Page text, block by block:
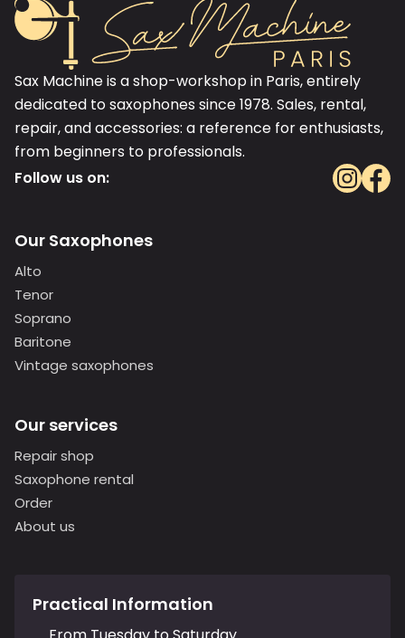
Sax Machine is a shop-workshop in Paris, entirely
dedicated to saxophones since 1978. Sales, rental,
repair, and accessories: a reference for enthusiasts,
from beginners to professionals.
Follow us on:
Our Saxophones
Alto
Tenor
Soprano
Baritone
Vintage saxophones
Our services
Repair shop
Saxophone rental
Order
About us
Practical Information